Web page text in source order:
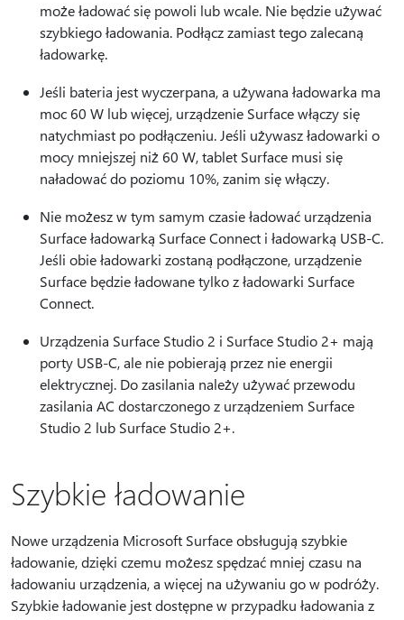
może ładować się powoli lub wcale. Nie będzie używać
szybkiego ładowania. Podłącz zamiast tego zalecaną
ładowarkę.
Jeśli bateria jest wyczerpana, a używana ładowarka ma
moc 60 W lub więcej, urządzenie Surface włączy się
natychmiast po podłączeniu. Jeśli używasz ładowarki o
mocy mniejszej niż 60 W, tablet Surface musi się
naładować do poziomu 10%, zanim się włączy.
Nie możesz w tym samym czasie ładować urządzenia
Surface ładowarką Surface Connect i ładowarką USB-C.
Jeśli obie ładowarki zostaną podłączone, urządzenie
Surface będzie ładowane tylko z ładowarki Surface
Connect.
Urządzenia Surface Studio 2 i Surface Studio 2+ mają
porty USB-C, ale nie pobierają przez nie energii
elektrycznej. Do zasilania należy używać przewodu
zasilania AC dostarczonego z urządzeniem Surface
Studio 2 lub Surface Studio 2+.
Szybkie ładowanie
Nowe urządzenia Microsoft Surface obsługują szybkie
ładowanie, dzięki czemu możesz spędzać mniej czasu na
ładowaniu urządzenia, a więcej na używaniu go w podróży.
Szybkie ładowanie jest dostępne w przypadku ładowania z